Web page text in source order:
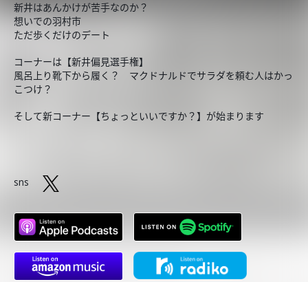
新井はあんかけが苦手なのか？
想いでの羽村市
ただ歩くだけのデート
コーナーは【新井偏見選手権】
風呂上り靴下から履く？ マクドナルドでサラダを頼む人はかっ
こつけ？
そして新コーナー【ちょっといいですか？】が始まります
sns